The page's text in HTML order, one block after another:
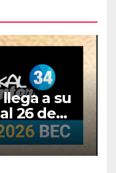
a su
26 de